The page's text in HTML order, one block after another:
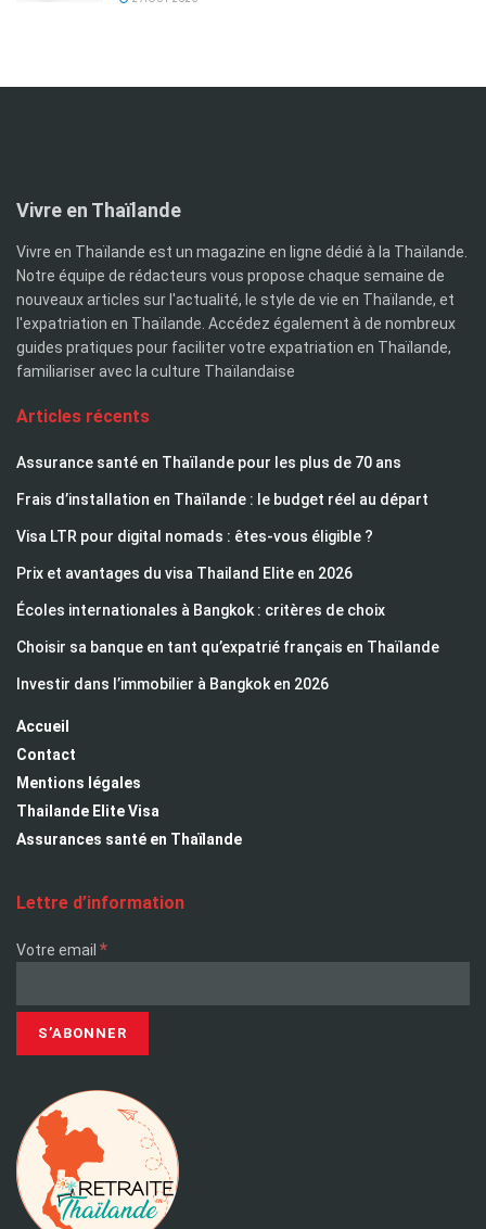
Vivre en Thaïlande
Vivre en Thaïlande est un magazine en ligne dédié à la Thaïlande.
Notre équipe de rédacteurs vous propose chaque semaine de
nouveaux articles sur l'actualité, le style de vie en Thaïlande, et
l'expatriation en Thaïlande. Accédez également à de nombreux
guides pratiques pour faciliter votre expatriation en Thaïlande,
familiariser avec la culture Thaïlandaise
Articles récents
Assurance santé en Thaïlande pour les plus de 70 ans
Frais d’installation en Thaïlande : le budget réel au départ
Visa LTR pour digital nomads : êtes-vous éligible ?
Prix et avantages du visa Thailand Elite en 2026
Écoles internationales à Bangkok : critères de choix
Choisir sa banque en tant qu’expatrié français en Thaïlande
Investir dans l’immobilier à Bangkok en 2026
Accueil
Contact
Mentions légales
Thailande Elite Visa
Assurances santé en Thaïlande
Lettre d’information
Votre email *